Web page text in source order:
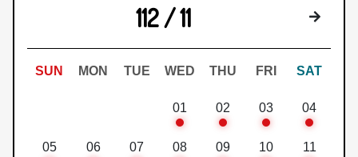
112 / 11 下個月
SUN MON TUE WED THU FRI SAT
01 02 03 04
05 06 07 08 09 10 11